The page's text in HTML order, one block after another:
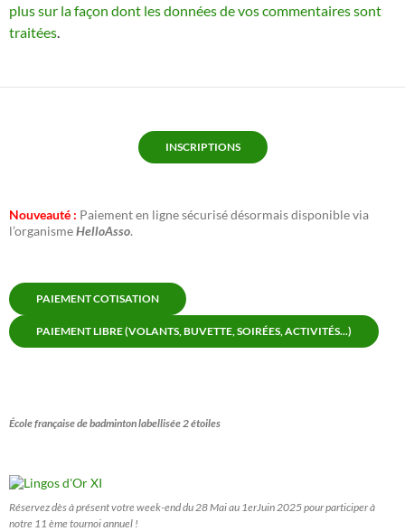
plus sur la façon dont les données de vos commentaires sont
traitées
INSCRIPTIONS
Nouveauté : Paiement en ligne sécurisé désormais disponible via
l’organismeHelloAsso.
PAIEMENT COTISATION
PAIEMENT LIBRE (VOLANTS, BUVETTE, SOIRÉES, ACTIVITÉS...)
École française de badminton labellisée 2 étoiles
Réservez dès à présent votre week-end du 28 Mai au 1erJuin 2025 pour participer à
notre 11 ème tournoi annuel !